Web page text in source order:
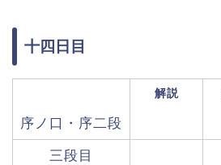
十四日目
解説
序ノ口・序二段
三段目